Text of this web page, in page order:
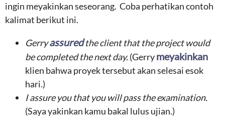
ingin meyakinkan seseorang. Coba perhatikan contoh
kalimat berikut ini.
Gerryassuredthe client that the project would
be completed the next day.(Gerrymeyakinkan
klien bahwa proyek tersebut akan selesai esok
hari.)
I assure you that you will pass the examination.
(Saya yakinkan kamu bakal lulus ujian.)